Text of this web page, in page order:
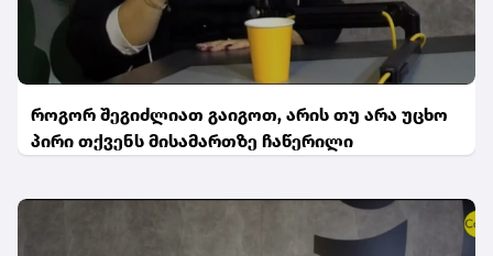
როგორ შეგიძლიათ გაიგოთ, არის თუ არა უცხო
პირი თქვენს მისამართზე ჩაწერილი